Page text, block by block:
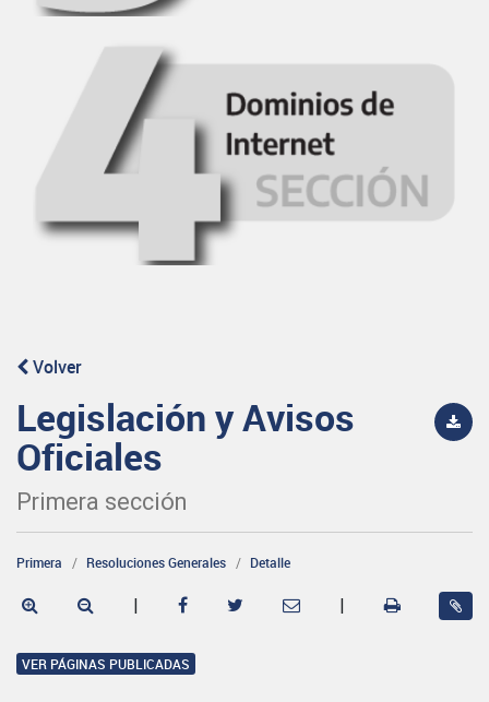
Volver
Legislación y Avisos
Oficiales
Primera sección
Primera Resoluciones Generales Detalle
| |
VER PÁGINAS PUBLICADAS